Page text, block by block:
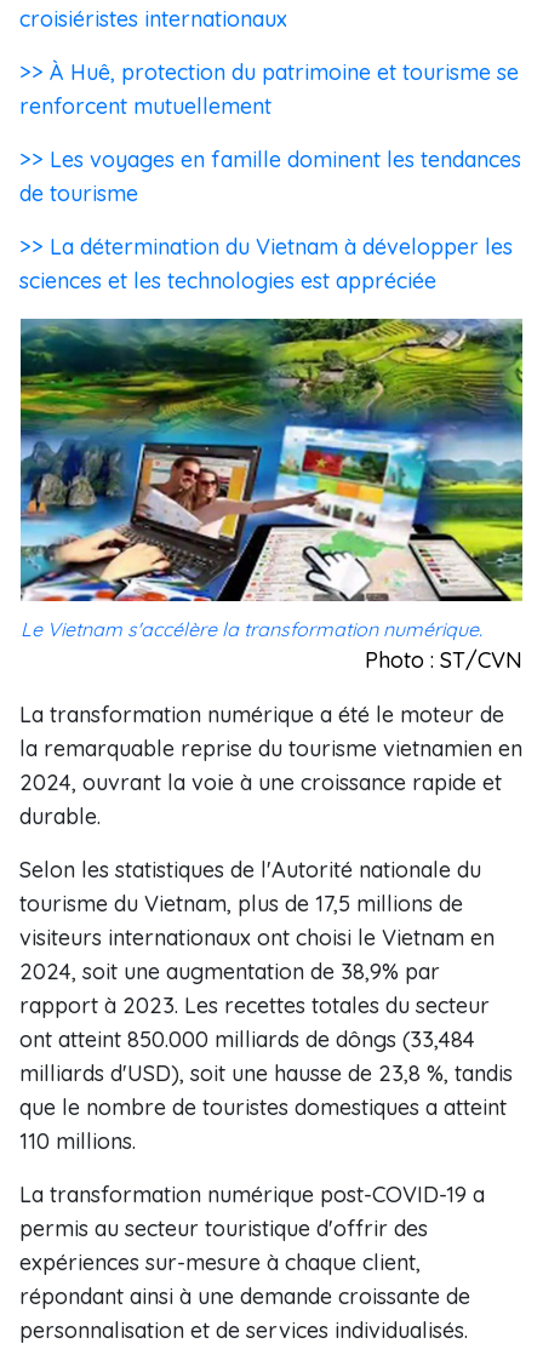
croisiéristes internationaux
>> À Huê, protection du patrimoine et tourisme se
renforcent mutuellement
>> Les voyages en famille dominent les tendances
de tourisme
>> La détermination du Vietnam à développer les
sciences et les technologies est appréciée
Le Vietnam s'accélère la transformation numérique.
Photo : ST/CVN
La transformation numérique a été le moteur de
la remarquable reprise du tourisme vietnamien en
2024, ouvrant la voie à une croissance rapide et
durable.
Selon les statistiques de l'Autorité nationale du
tourisme du Vietnam, plus de 17,5 millions de
visiteurs internationaux ont choisi le Vietnam en
2024, soit une augmentation de 38,9% par
rapport à 2023. Les recettes totales du secteur
ont atteint 850.000 milliards de dôngs (33,484
milliards d'USD), soit une hausse de 23,8 %, tandis
que le nombre de touristes domestiques a atteint
110 millions.
La transformation numérique post-COVID-19 a
permis au secteur touristique d'offrir des
expériences sur-mesure à chaque client,
répondant ainsi à une demande croissante de
personnalisation et de services individualisés.